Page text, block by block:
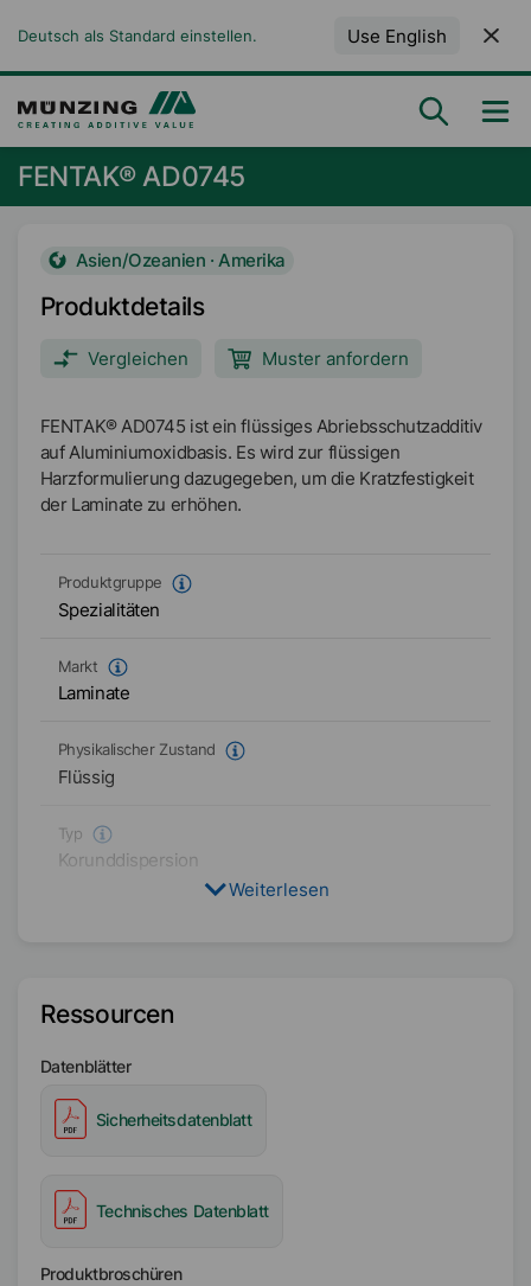
Deutsch als Standard einstellen. Use English
FENTAK® AD0745
Asien/Ozeanien · Amerika
Produktdetails
Vergleichen Muster anfordern
FENTAK® AD0745 ist ein flüssiges Abriebsschutzadditiv
auf Aluminiumoxidbasis. Es wird zur flüssigen
Harzformulierung dazugegeben, um die Kratzfestigkeit
der Laminate zu erhöhen.
Produktgruppe
Spezialitäten
Markt
Laminate
Physikalischer Zustand
Flüssig
Typ
Korunddispersion
Weiterlesen
Ressourcen
Datenblätter
Sicherheitsdatenblatt
Technisches Datenblatt
Produktbroschüren